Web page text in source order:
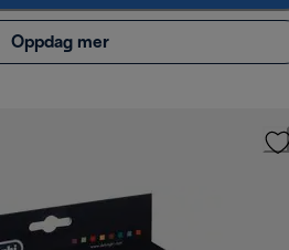
Oppdag mer